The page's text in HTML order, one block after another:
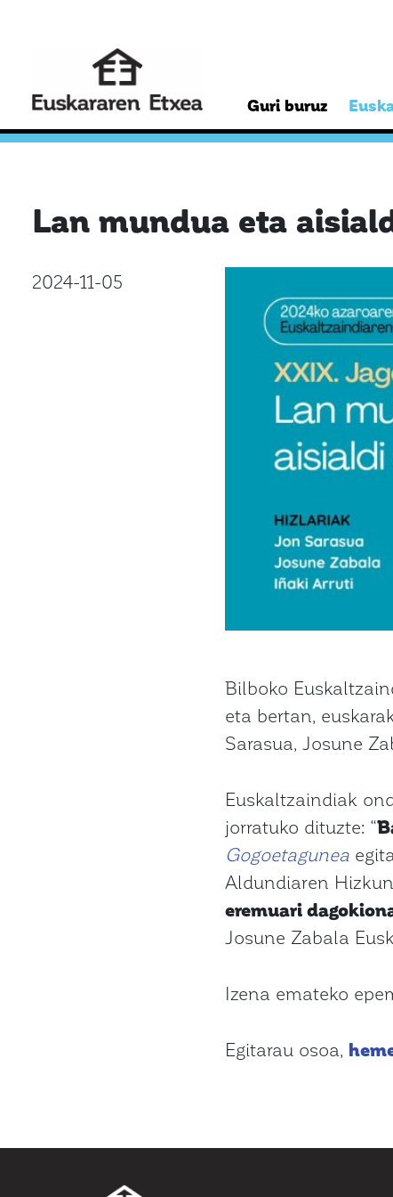
Guri buruz
Lan mundua eta
2024-11-05
Bilboko
eta bertan,
Sarasua, Josune
Euskaltzaindiak
jorratuko dituzte: “
Gogoetagunea
Aldundiaren
eremuari
Josune Zabala
Izena emateko
Egitarau osoa,